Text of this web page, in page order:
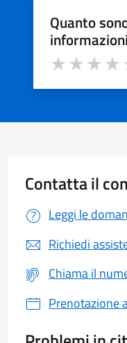
Quanto
Valuta da 1 a 5
Contatta il
Leggi le
Richiedi
Chiama il
Prenotazione